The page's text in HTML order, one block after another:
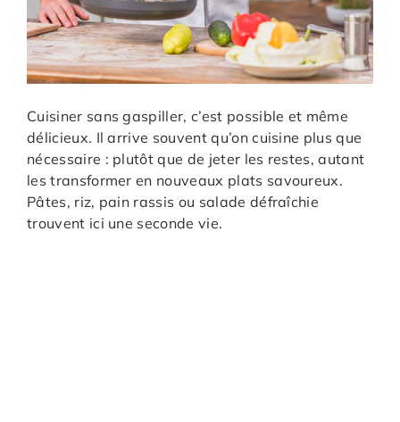
Cuisiner sans gaspiller, c’est possible et même
délicieux. Il arrive souvent qu’on cuisine plus que
nécessaire : plutôt que de jeter les restes, autant
les transformer en nouveaux plats savoureux.
Pâtes, riz, pain rassis ou salade défraîchie
trouvent ici une seconde vie.